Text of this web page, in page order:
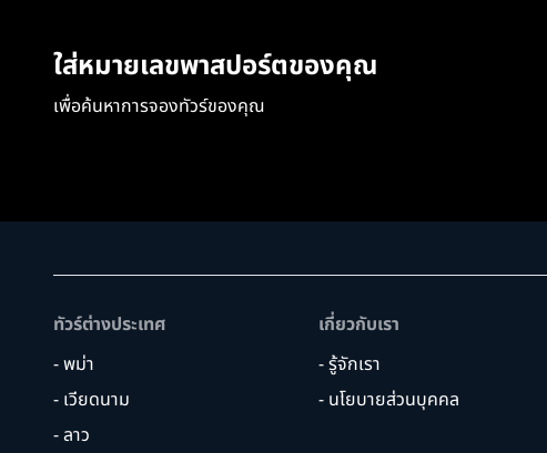
ใส่หมายเลขพาสปอร์ตของคุณ
เพื่อค้นหาการจองทัวร์ของคุณ
ทัวร์ต่างประเทศ
- พม่า
- เวียดนาม
- ลาว
เกี่ยวกับเรา
- รู้จักเรา
- นโยบายส่วนบุคคล